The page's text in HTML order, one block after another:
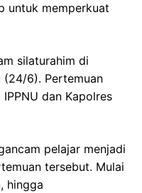
untuk memperkuat
silaturahim di
(24/6). Pertemuan
dan Kapolres
pelajar menjadi
tersebut. Mulai
hingga